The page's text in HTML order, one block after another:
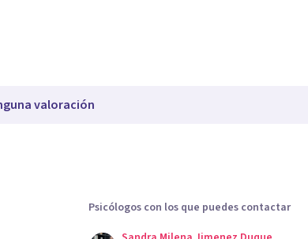
valoración
Psicólogos con los que puedes contactar